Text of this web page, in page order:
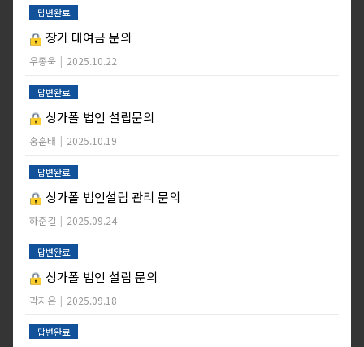
답변완료
장기 대여금 문의
우종욱 | 2025.10.22
답변완료
싱가폴 법인 설립문의
홍훈태 | 2025.10.19
답변완료
싱가폴 법인설립 관리 문의
하준길 | 2025.09.24
답변완료
싱가폴 법인 설립 문의
곽지은 | 2025.09.18
답변완료